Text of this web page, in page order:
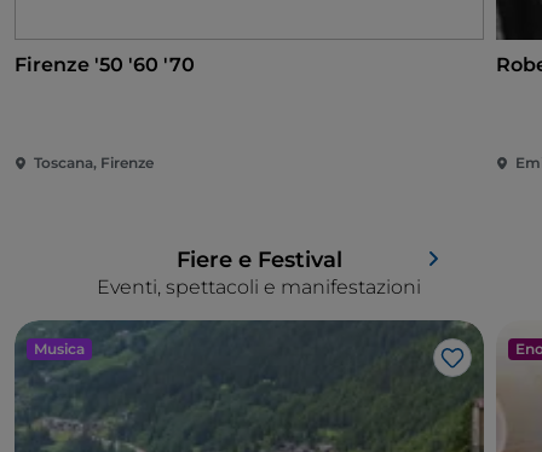
Firenze '50 '60 '70
Toscana, Firenze
Eventi, spettacoli e manifestazioni
Fiere e Festival
Musica
Like